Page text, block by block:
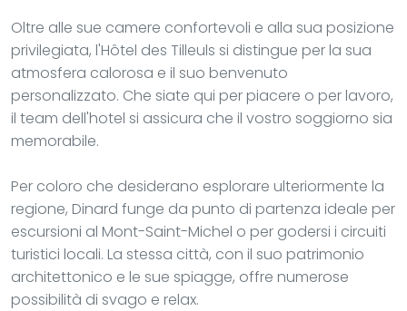
Oltre alle sue camere confortevoli e alla sua posizione
privilegiata, l'Hôtel des Tilleuls si distingue per la sua
atmosfera calorosa e il suo benvenuto
personalizzato. Che siate qui per piacere o per lavoro,
il team dell'hotel si assicura che il vostro soggiorno sia
memorabile.
Per coloro che desiderano esplorare ulteriormente la
regione, Dinard funge da punto di partenza ideale per
escursioni al Mont-Saint-Michel o per godersi i circuiti
turistici locali. La stessa città, con il suo patrimonio
architettonico e le sue spiagge, offre numerose
possibilità di svago e relax.